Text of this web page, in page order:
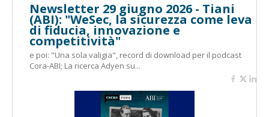
Newsletter 29 giugno 2026 - Tiani
(ABI): "WeSec, la sicurezza come leva
di fiducia, innovazione e
competitività"
e poi: "Una sola valigia", record di download per il podcast
Cora-ABI; La ricerca Adyen su...